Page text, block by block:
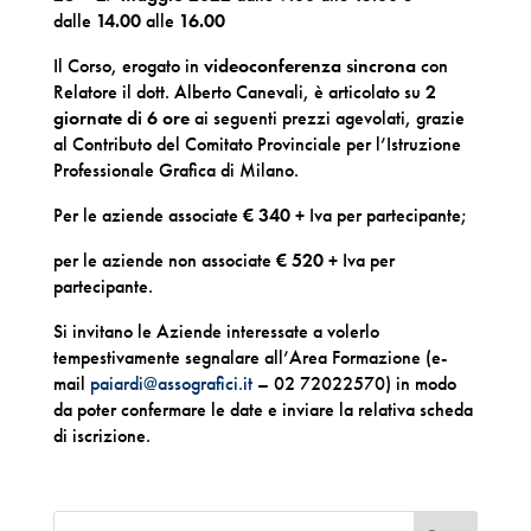
dalle 14.00alle 16.00
Il Corso, erogato in videoconferenza sincronacon
Relatore il dott. Alberto Canevali, è articolato su 2
giornate di 6 oreai seguenti prezzi agevolati, grazie
al Contributo del Comitato Provinciale per l’Istruzione
Professionale Grafica di Milano.
Per le aziende associate € 340+ Iva per partecipante;
per le aziende non associate € 520+ Iva per
partecipante.
Si invitano le Aziende interessate a volerlo
tempestivamente segnalare all’Area Formazione (e-
mail paiardi@assografici.it– 02 72022570) in modo
da poter confermare le date e inviare la relativa scheda
di iscrizione.